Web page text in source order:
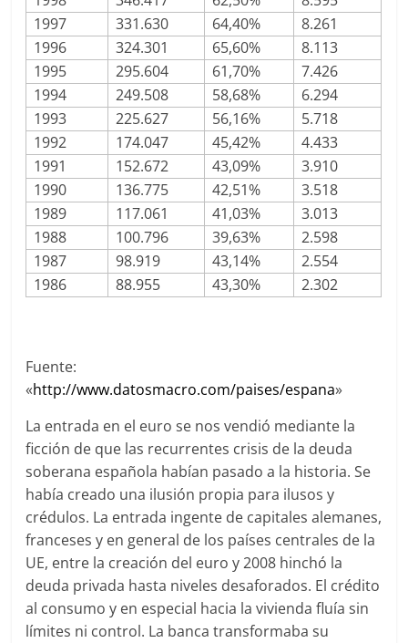
1997
331.630 64,40%
8.261
1996
324.301 65,60%
8.113
1995
295.604 61,70%
7.426
1994
249.508 58,68%
6.294
1993
225.627 56,16%
5.718
1992
174.047 45,42%
4.433
1991
152.672 43,09%
3.910
1990
136.775 42,51%
3.518
1989
117.061 41,03%
3.013
1988
100.796 39,63%
2.598
1987
98.919 43,14%
2.554
1986
88.955 43,30% 2.302
Fuente:
«http://www.datosmacro.com/paises/espana»
La entrada en el euro se nos vendió mediante la
ficción de que las recurrentes crisis de la deuda
soberana española habían pasado a la historia. Se
había creado una ilusión propia para ilusos y
crédulos. La entrada ingente de capitales alemanes,
franceses y en general de los países centrales de la
UE, entre la creación del euro y 2008 hinchó la
deuda privada hasta niveles desaforados. El crédito
al consumo y en especial hacia la vivienda fluía sin
límites ni control. La banca transformaba su